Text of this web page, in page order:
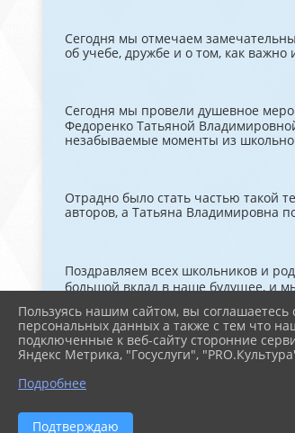
Сегодня мы отмечаем
об учебе, дружбе и о том, как
Сегодня мы провели душевное
Федоренко Татьяной
незабываемые моменты из
Отрадно было стать частью такой
авторов, а Татьяна Владимировна
Поздравляем всех школьников и
большой вклад в наше будущее, и
Давайте вместе продолжать
#ДеньЗнаний
Пользуясь нашим сайтом, вы соглашаетесь
персональных данных а также с тем что
подключенные к веб-сайту сторонние
Яндекс Метрика, "Госуслуги",
Подробнее
Подтверждаю